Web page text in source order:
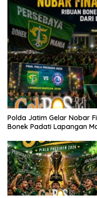
Polda Jatim Gelar Nobar
Bonek Padati Lapangan